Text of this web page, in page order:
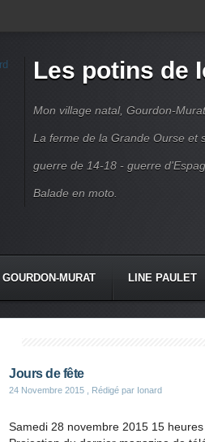
Les potins de
Mon village natal, Gourdon-
La ferme de la Grande Ourse et
guerre de 14-18 - guerre
Balade en moto.
GOURDON-MURAT LINE PAULET
Jours de fête
24 Novembre 2015 , Rédigé par Ionard
Samedi 28 novembre 2015 15